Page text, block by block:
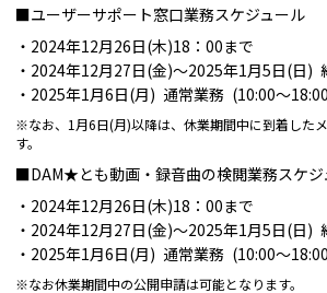
■ユーザーサポート窓口業務スケジュール
2024年12月26日(木)18：00まで
2024年12月27日(金)～2025年1月5日(日)
2025年1月6日(月) 通常業務 (10:00～
※なお、1月6日(月)以降は、休業期間中に到着した
す。
■DAM★とも動画・録音曲の検閲業務スケジ
2024年12月26日(木)18：00まで
2024年12月27日(金)～2025年1月5日(日)
2025年1月6日(月) 通常業務 (10:00～
※なお休業期間中の公開申請は可能となります。